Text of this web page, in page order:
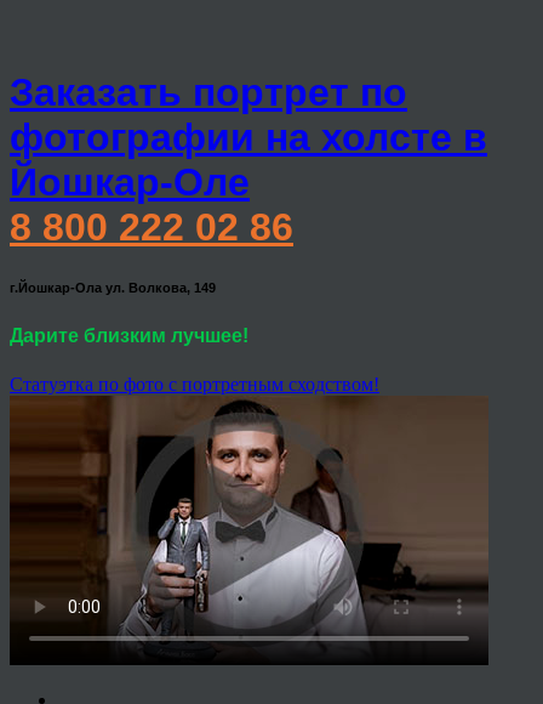
Заказать портрет по
фотографии на холсте в
Йошкар-Оле
8 800 222 02 86
г.Йошкар-Ола ул. Волкова, 149
Дарите близким лучшее!
Статуэтка по фото с портретным сходством!